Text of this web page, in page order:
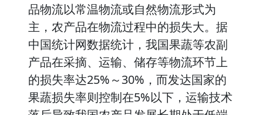
品物流以常温物流或自然物流形式为
主，农产品在物流过程中的损失大。据
中国统计网数据统计，我国果蔬等农副
产品在采摘、运输、储存等物流环节上
的损失率达25%～30%，而发达国家的
果蔬损失率则控制在5%以下，运输技术